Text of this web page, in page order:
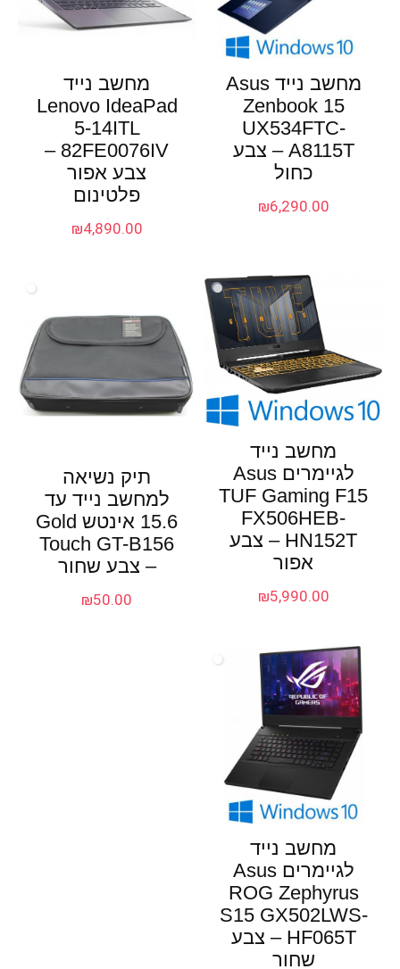
מחשב נייד Asus
Zenbook 15
UX534FTC-
A8115T – צבע
כחול
₪6,290.00
מחשב נייד
Lenovo IdeaPad
5-14ITL
82FE0076IV –
צבע אפור
פלטינום
₪4,890.00
מחשב נייד
לגיימרים Asus
TUF Gaming F15
FX506HEB-
HN152T – צבע
אפור
₪5,990.00
תיק נשיאה
למחשב נייד עד
15.6 אינטש Gold
Touch GT-B156
– צבע שחור
₪50.00
מחשב נייד
לגיימרים Asus
ROG Zephyrus
S15 GX502LWS-
HF065T – צבע
שחור